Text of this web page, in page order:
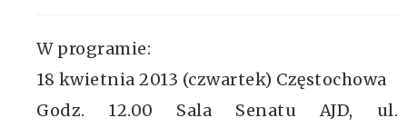
W programie:
18 kwietnia 2013 (czwartek) Częstochowa
Godz. 12.00 Sala Senatu AJD, ul.